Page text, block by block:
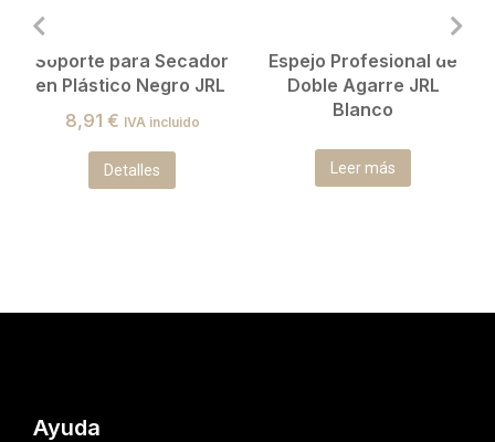
Soporte para Secador
en Plástico Negro JRL
8,91 € IVA incluido
Detalles
Espejo Profesional de
Doble Agarre JRL
Blanco
Leer más
Ayuda